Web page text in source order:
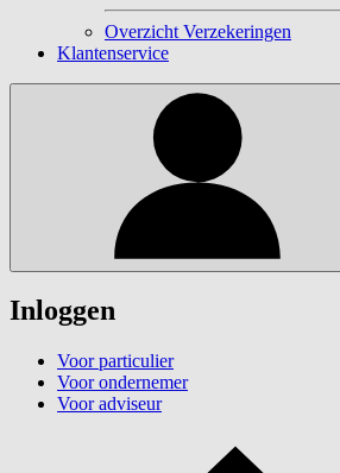
Overzicht Verzekeringen
Klantenservice
Inloggen
Voor particulier
Voor ondernemer
Voor adviseur